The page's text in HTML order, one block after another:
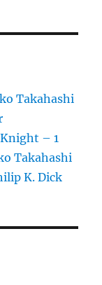
Takahashi
– 1
Takahashi
K. Dick